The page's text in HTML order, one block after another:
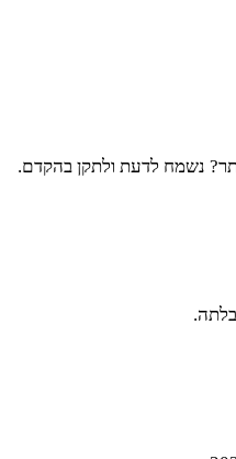
נשמח לדעת ולתקן בהקדם.